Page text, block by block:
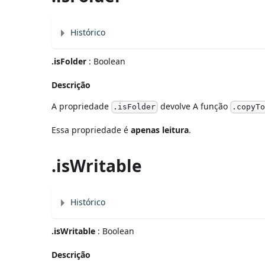
Histórico
.isFolder : Boolean
Descrição
A propriedade .isFolder devolve A função
Essa propriedade éapenas leitura.
.isWritable
Histórico
.isWritable : Boolean
Descrição